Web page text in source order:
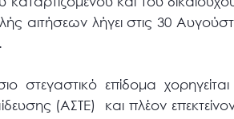
αιτήσεων λήγει στις 30
στεγαστικό επίδομα
(ΑΣΤΕ)
και πλέον